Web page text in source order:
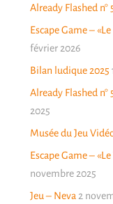
Already Flashed n°
Escape Game –
février 2026
Bilan ludique 2025
Already Flashed
2025
Musée du Jeu
Escape Game –
novembre 2025
Jeu – Neva 2